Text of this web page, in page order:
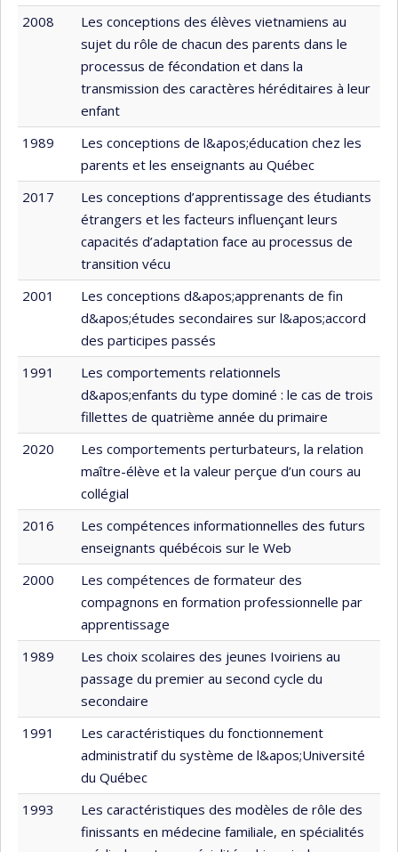
2008
Les conceptions des élèves vietnamiens au
sujet du rôle de chacun des parents dans le
processus de fécondation et dans la
transmission des caractères héréditaires à leur
enfant
1989
Les conceptions de l&apos;éducation chez les
parents et les enseignants au Québec
2017
Les conceptions d’apprentissage des étudiants
étrangers et les facteurs influençant leurs
capacités d’adaptation face au processus de
transition vécu
2001
Les conceptions d&apos;apprenants de fin
d&apos;études secondaires sur l&apos;accord
des participes passés
1991
Les comportements relationnels
d&apos;enfants du type dominé : le cas de trois
fillettes de quatrième année du primaire
2020
Les comportements perturbateurs, la relation
maître-élève et la valeur perçue d’un cours au
collégial
2016
Les compétences informationnelles des futurs
enseignants québécois sur le Web
2000
Les compétences de formateur des
compagnons en formation professionnelle par
apprentissage
1989
Les choix scolaires des jeunes Ivoiriens au
passage du premier au second cycle du
secondaire
1991
Les caractéristiques du fonctionnement
administratif du système de l&apos;Université
du Québec
1993
Les caractéristiques des modèles de rôle des
finissants en médecine familiale, en spécialités